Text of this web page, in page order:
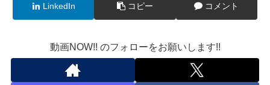
LinkedIn コピー コメント
動画NOW!! のフォローをお願いします!!